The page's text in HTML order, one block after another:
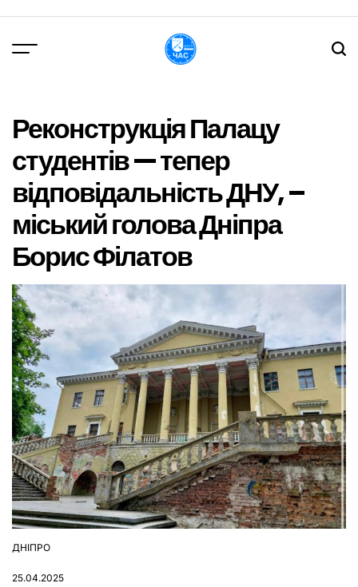
вмісту
Реконструкція Палацу
студентів — тепер
відповідальність ДНУ, –
міський голова Дніпра
Борис Філатов
ОПУБЛІКУВАТИ
ДНІПРО
25.04.2025